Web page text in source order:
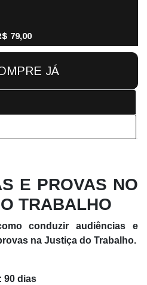
E PROVAS NO
TRABALHO
conduzir audiências e
na Justiça do Trabalho.
90 dias
79,00
JÁ